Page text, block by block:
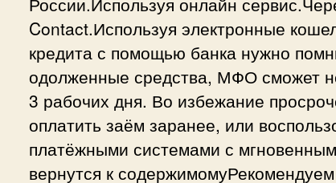
Contact.Используя электронные
кредита с помощью банка нужно
одолженные средства, МФО сможет
3 рабочих дня. Во избежание
оплатить заём заранее, или
платёжными системами с
вернутся к